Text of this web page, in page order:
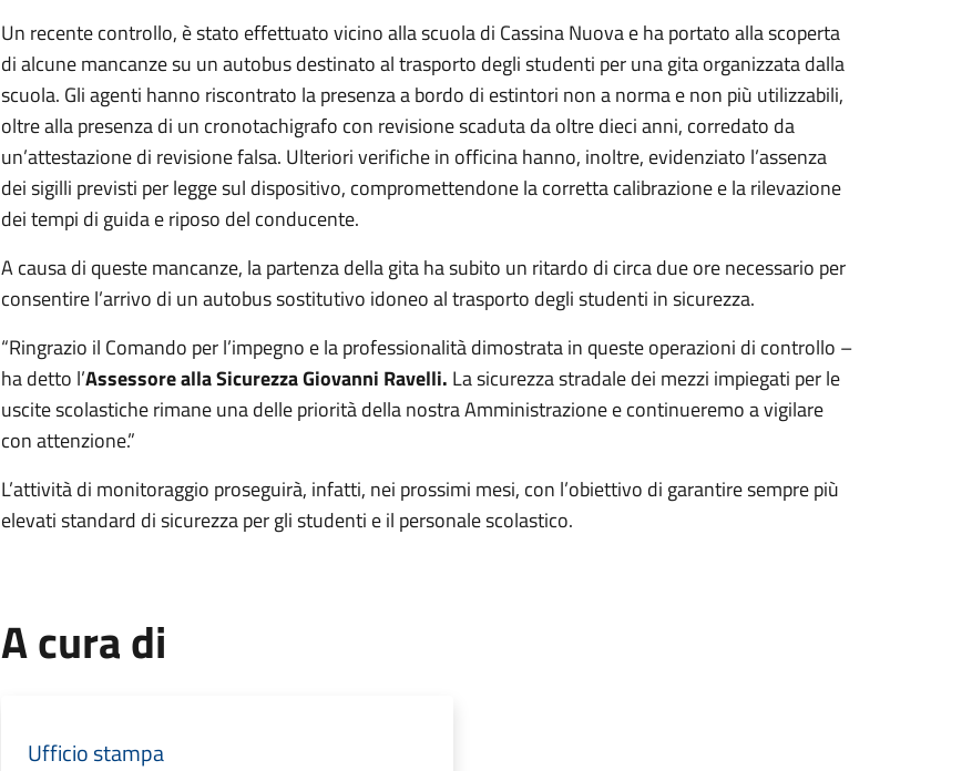
Un recente controllo, è stato effettuato vicino alla scuola di Cassina Nuova e ha portato alla scoperta
di alcune mancanze su un autobus destinato al trasporto degli studenti per una gita organizzata dalla
scuola. Gli agenti hanno riscontrato la presenza a bordo di estintori non a norma e non più utilizzabili,
oltre alla presenza di un cronotachigrafo con revisione scaduta da oltre dieci anni, corredato da
un’attestazione di revisione falsa. Ulteriori verifiche in officina hanno, inoltre, evidenziato l’assenza
dei sigilli previsti per legge sul dispositivo, compromettendone la corretta calibrazione e la rilevazione
dei tempi di guida e riposo del conducente.
A causa di queste mancanze, la partenza della gita ha subito un ritardo di circa due ore necessario per
consentire l’arrivo di un autobus sostitutivo idoneo al trasporto degli studenti in sicurezza.
“Ringrazio il Comando per l’impegno e la professionalità dimostrata in queste operazioni di controllo –
ha detto l’Assessore alla Sicurezza Giovanni Ravelli. La sicurezza stradale dei mezzi impiegati per le
uscite scolastiche rimane una delle priorità della nostra Amministrazione e continueremo a vigilare
con attenzione.”
L’attività di monitoraggio proseguirà, infatti, nei prossimi mesi, con l’obiettivo di garantire sempre più
elevati standard di sicurezza per gli studenti e il personale scolastico.
A cura di
Ufficio stampa